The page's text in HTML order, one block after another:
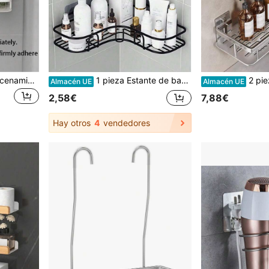
1 pieza Estantería de almacenamiento montada en la pared del baño sin taladro con ganchos, organizador de ducha montado en la pared, sin necesidad de taladro, capacidad de carga de 3kg, resistente a la oxidación y duradero, fácil instalación. La página del producto incluye video de instalación Almacén UE 1 pieza Estante de baño, organizador de ducha triangular, estante de almacenamiento para baño y cocina sin taladro, organizador de baño, soporte para utensilios de cocina, organizador de almacenamiento montado en la pared para el hogar
2,58€
Hay otros 4 vendedores
Almacén UE 2 piezas de estantes de
7,88€